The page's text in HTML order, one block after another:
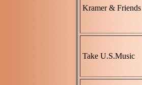
Kramer & Friends
Take U.S.Music